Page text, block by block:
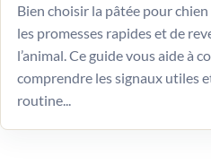
Bien choisir la pâtée pour
les promesses rapides et de
l’animal. Ce guide vous aide à
comprendre les signaux utiles
routine...